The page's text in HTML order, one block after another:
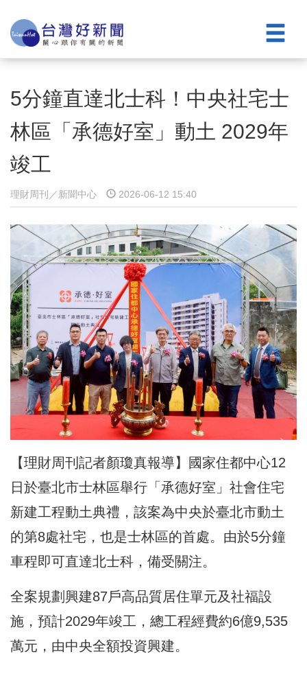
5分鐘直達北士科！中央社宅士
林區「承德好室」動土 2029年
竣工
理財周刊／新聞中心 2026-06-12 15:40
【理財周刊記者顏瓊真報導】國家住都中心12
日於臺北市士林區舉行「承德好室」社會住宅
新建工程動土典禮，該案為中央於臺北市動土
的第8處社宅，也是士林區的首處。由於5分鐘
車程即可直達北士科，備受關注。
全案規劃興建87戶高品質居住單元及社福設
施，預計2029年竣工，總工程經費約6億9,535
萬元，由中央全額投資興建。